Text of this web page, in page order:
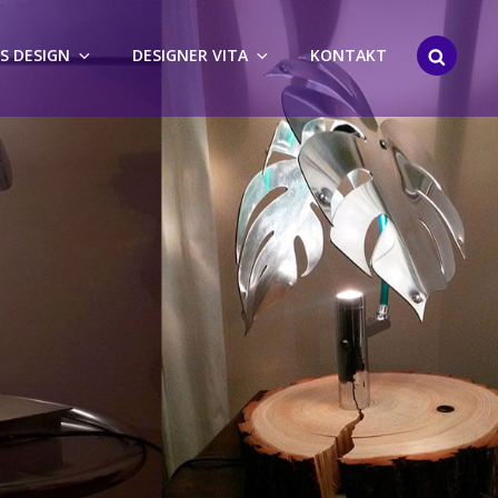
DESIGN DESIGNER VITA KONTAKT SEARCH